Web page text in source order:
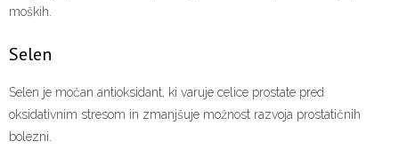
moških.
Selen
Selen je močan antioksidant, ki varuje celice prostate pred
oksidativnim stresom in zmanjšuje možnost razvoja prostatičnih
bolezni.